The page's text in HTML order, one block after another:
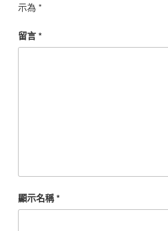
示為 *
留言*
顯示名稱*